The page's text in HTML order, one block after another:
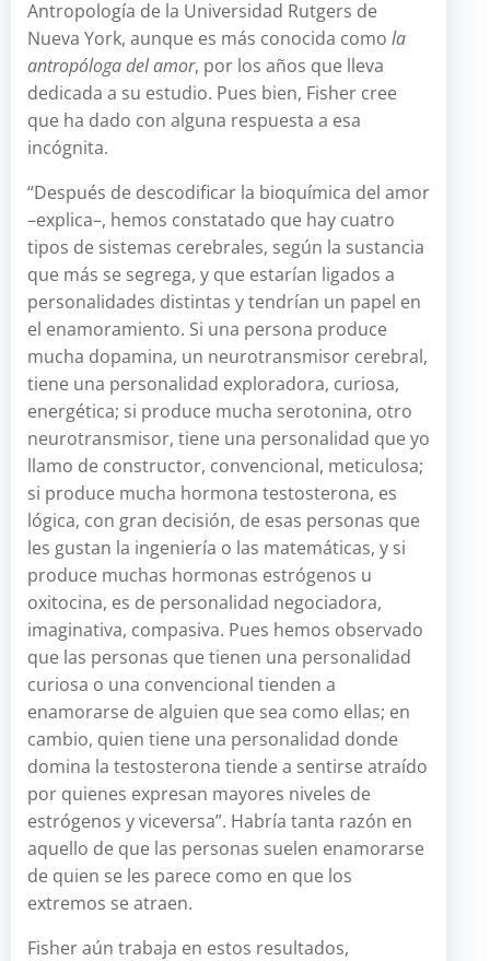
Antropología de la Universidad Rutgers de
Nueva York, aunque es más conocida como la
antropóloga del amor, por los años que lleva
dedicada a su estudio. Pues bien, Fisher cree
que ha dado con alguna respuesta a esa
incógnita.
“Después de descodificar la bioquímica del amor
–explica–, hemos constatado que hay cuatro
tipos de sistemas cerebrales, según la sustancia
que más se segrega, y que estarían ligados a
personalidades distintas y tendrían un papel en
el enamoramiento. Si una persona produce
mucha dopamina, un neurotransmisor cerebral,
tiene una personalidad exploradora, curiosa,
energética; si produce mucha serotonina, otro
neurotransmisor, tiene una personalidad que yo
llamo de constructor, convencional, meticulosa;
si produce mucha hormona testosterona, es
lógica, con gran decisión, de esas personas que
les gustan la ingeniería o las matemáticas, y si
produce muchas hormonas estrógenos u
oxitocina, es de personalidad negociadora,
imaginativa, compasiva. Pues hemos observado
que las personas que tienen una personalidad
curiosa o una convencional tienden a
enamorarse de alguien que sea como ellas; en
cambio, quien tiene una personalidad donde
domina la testosterona tiende a sentirse atraído
por quienes expresan mayores niveles de
estrógenos y viceversa”. Habría tanta razón en
aquello de que las personas suelen enamorarse
de quien se les parece como en que los
extremos se atraen.
Fisher aún trabaja en estos resultados,